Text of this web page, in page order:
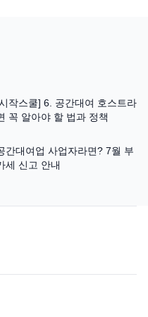
작스쿨] 6. 공간대여 호스트라
꼭 알아야 할 법과 정책
간대여업 사업자라면? 7월 부
세 신고 안내